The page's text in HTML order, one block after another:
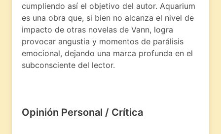
cumpliendo así el objetivo del autor. Aquarium
es una obra que, si bien no alcanza el nivel de
impacto de otras novelas de Vann, logra
provocar angustia y momentos de parálisis
emocional, dejando una marca profunda en el
subconsciente del lector.
Opinión Personal / Crítica